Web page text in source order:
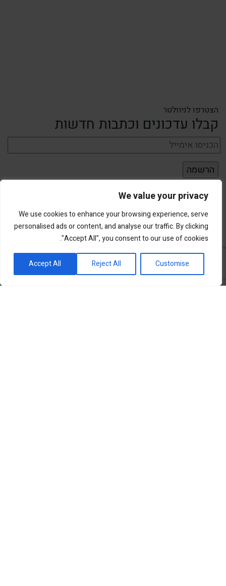
We value your privacy
We use cookies to enhance your browsing experience, serve
personalised ads or content, and analyse our traffic. By clicking
"Accept All", you consent to our use of cookies.
Customise
Reject All
Accept All
הצטרפו לניוזלטר
קבלו עדכונים וכתבות חדשות
פורטל השקעות וחדשנות